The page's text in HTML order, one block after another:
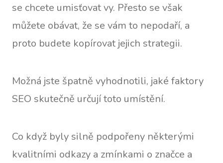
se chcete umisťovat vy. Přesto se však
můžete obávat, že se vám to nepodaří, a
proto budete kopírovat jejich strategii.
Možná jste špatně vyhodnotili, jaké faktory
SEO skutečně určují toto umístění.
Co když byly silně podpořeny některými
kvalitními odkazy a zmínkami o značce a